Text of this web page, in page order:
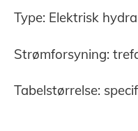
Type: Elektrisk
Strømforsyning:
Tabelstørrelse: